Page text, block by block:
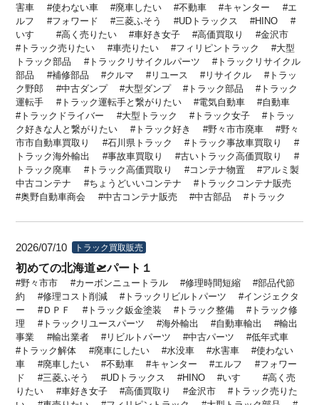
害車
使わない車 廃車したい 不動車 キャンター
エ
ルフ
フォワード 三菱ふそう UDトラックス
HINO
いすゞ
高く売りたい 車好き女子 高価買取り
金沢市
トラック売りたい
車売りたい フィリピントラック
大型
トラック部品
トラックリサイクルパーツ
トラックリサイクル
部品
補修部品 クルマ リユース リサイクル
トラッ
ク野郎
中古ダンプ 大型ダンプ トラック部品
トラック
運転手
トラック運転手と繋がりたい 電気自動車
自動車
トラックドライバー
大型トラック トラック女子
トラッ
ク好きな人と繋がりたい
トラック好き 野々市市廃車
野々
市市自動車買取り
石川県トラック
トラック事故車買取り
トラック海外輸出
事故車買取り
古いトラック高価買取り
トラック廃車
トラック高価買取り コンテナ物置
アルミ製
中古コンテナ
ちょうどいいコンテナ
トラックコンテナ販売
奥野自動車商会
中古コンテナ販売 中古部品 トラック
2026/07/10 トラック買取販売
初めての北海道🛫パート１
野々市市 カーボンニュートラル 修理時間短縮
部品代節
約
修理コスト削減 トラックリビルトパーツ
インジェクタ
ー
ＤＰＦ トラック鈑金塗装 トラック整備
トラック修
理
トラックリユースパーツ 海外輸出 自動車輸出
輸出
事業
輸出業者 リビルトパーツ 中古パーツ
低年式車
トラック解体
廃車にしたい 水没車 水害車
使わない
車
廃車したい 不動車 キャンター エルフ
フォワー
ド
三菱ふそう UDトラックス HINO いすゞ
高く売
りたい
車好き女子 高価買取り 金沢市
トラック売りた